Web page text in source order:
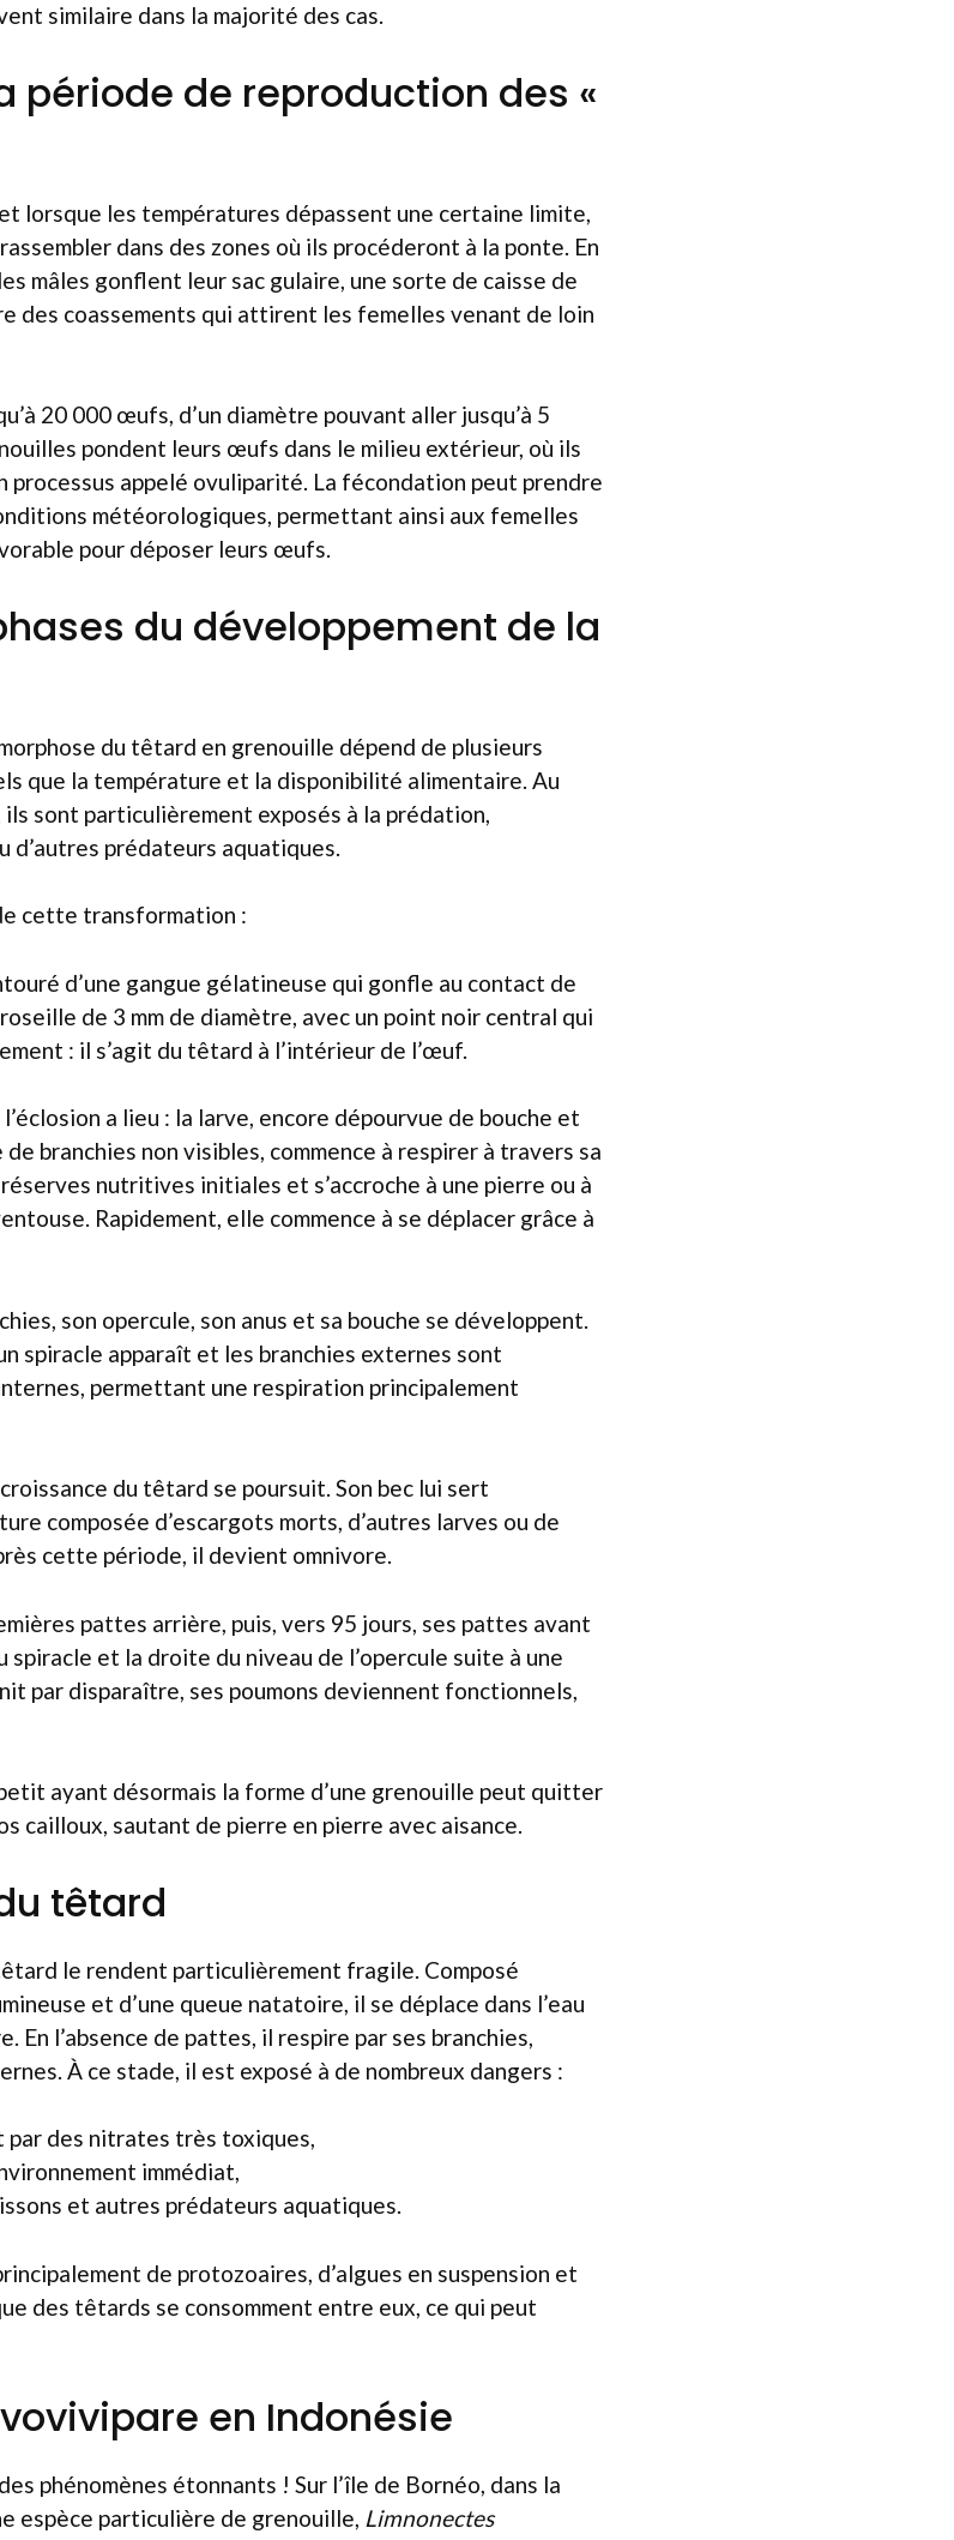
similaire dans la majorité des cas.
période de reproduction des «
lorsque les températures dépassent une certaine limite,
dans des zones où ils procéderont à la ponte. En
mâles gonflent leur sac gulaire, une sorte de caisse de
des coassements qui attirent les femelles venant de loin
20 000 œufs, d’un diamètre pouvant aller jusqu’à 5
pondent leurs œufs dans le milieu extérieur, où ils
processus appelé ovuliparité. La fécondation peut prendre
météorologiques, permettant ainsi aux femelles
pour déposer leurs œufs.
du développement de la
du têtard en grenouille dépend de plusieurs
que la température et la disponibilité alimentaire. Au
sont particulièrement exposés à la prédation,
d’autres prédateurs aquatiques.
cette transformation :
d’une gangue gélatineuse qui gonfle au contact de
de 3 mm de diamètre, avec un point noir central qui
: il s’agit du têtard à l’intérieur de l’œuf.
a lieu : la larve, encore dépourvue de bouche et
de branchies non visibles, commence à respirer à travers sa
nutritives initiales et s’accroche à une pierre ou à
Rapidement, elle commence à se déplacer grâce à
son opercule, son anus et sa bouche se développent.
spiracle apparaît et les branchies externes sont
permettant une respiration principalement
du têtard se poursuit. Son bec lui sert
composée d’escargots morts, d’autres larves ou de
cette période, il devient omnivore.
pattes arrière, puis, vers 95 jours, ses pattes avant
et la droite du niveau de l’opercule suite à une
par disparaître, ses poumons deviennent fonctionnels,
ayant désormais la forme d’une grenouille peut quitter
cailloux, sautant de pierre en pierre avec aisance.
têtard
le rendent particulièrement fragile. Composé
et d’une queue natatoire, il se déplace dans l’eau
En l’absence de pattes, il respire par ses branchies,
À ce stade, il est exposé à de nombreux dangers :
par des nitrates très toxiques,
immédiat,
et autres prédateurs aquatiques.
de protozoaires, d’algues en suspension et
des têtards se consomment entre eux, ce qui peut
en Indonésie
phénomènes étonnants ! Sur l’île de Bornéo, dans la
espèce particulière de grenouille, Limnonectes